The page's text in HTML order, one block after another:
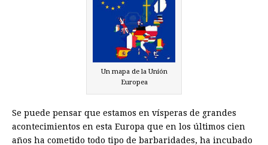
Un mapa de la Unión
Europea
Se puede pensar que estamos en vísperas de grandes
acontecimientos en esta Europa que en los últimos cien
años ha cometido todo tipo de barbaridades, ha incubado